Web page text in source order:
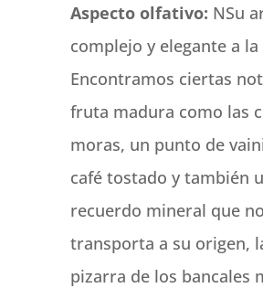
Aspecto olfativo: NSu
complejo y elegante a la
Encontramos ciertas
fruta madura como las
moras, un punto de
café tostado y también
recuerdo mineral que
transporta a su origen,
pizarra de los bancales